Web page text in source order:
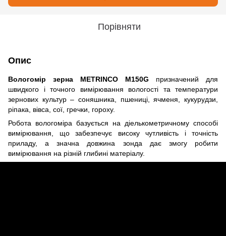
Порівняти
Опис
Вологомір зерна METRINCO M150G призначений для
швидкого і точного вимірювання вологості та температури
зернових культур – соняшника, пшениці, ячменя, кукурудзи,
ріпака, вівса, сої, гречки, гороху.
Робота вологоміра базується на діелькометричному способі
вимірювання, що забезпечує високу чутливість і точність
приладу, а значна довжина зонда дає змогу робити
вимірювання на різній глибині матеріалу.